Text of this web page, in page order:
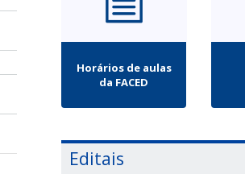
Horários de aulas
da FACED
Editais